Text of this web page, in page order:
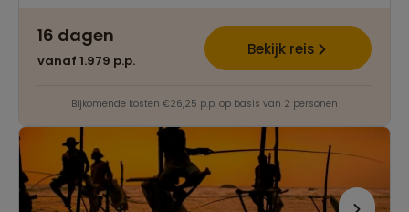
16 dagen
vanaf 1.979 p.p.
Bekijk reis
Bijkomende kosten €26,25 p.p. op basis van 2 personen